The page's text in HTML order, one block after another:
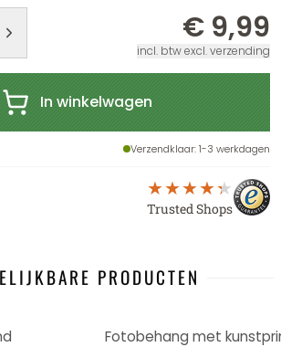
€ 9,99
incl. btw excl. verzending
In winkelwagen
Verzendklaar: 1-3 werkdagen
Trusted Shops
PRODUCTEN
Fotobehang met